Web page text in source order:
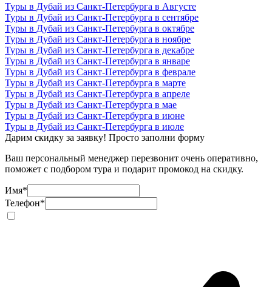
Туры в Дубай из Санкт-Петербурга в Августе
Туры в Дубай из Санкт-Петербурга в сентябре
Туры в Дубай из Санкт-Петербурга в октябре
Туры в Дубай из Санкт-Петербурга в ноябре
Туры в Дубай из Санкт-Петербурга в декабре
Туры в Дубай из Санкт-Петербурга в январе
Туры в Дубай из Санкт-Петербурга в феврале
Туры в Дубай из Санкт-Петербурга в марте
Туры в Дубай из Санкт-Петербурга в апреле
Туры в Дубай из Санкт-Петербурга в мае
Туры в Дубай из Санкт-Петербурга в июне
Туры в Дубай из Санкт-Петербурга в июле
Дарим скидку за заявку! Просто заполни форму
Ваш персональный менеджер перезвонит очень оперативно,
поможет с подбором тура и подарит промокод на скидку.
Имя*
Телефон*